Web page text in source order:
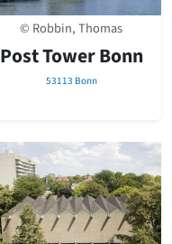
© Robbin, Thomas
Post Tower Bonn
53113 Bonn